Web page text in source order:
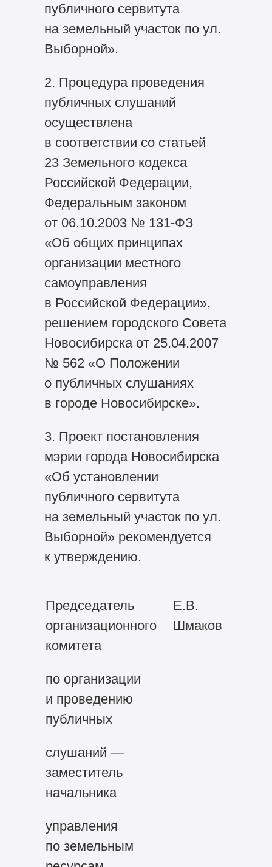
публичного сервитута
на земельный участок по ул.
Выборной».
2. Процедура проведения
публичных слушаний
осуществлена
в соответствии со статьей
23 Земельного кодекса
Российской Федерации,
Федеральным законом
от 06.10.2003 № 131-ФЗ
«Об общих принципах
организации местного
самоуправления
в Российской Федерации»,
решением городского Совета
Новосибирска от 25.04.2007
№ 562 «О Положении
о публичных слушаниях
в городе Новосибирске».
3. Проект постановления
мэрии города Новосибирска
«Об установлении
публичного сервитута
на земельный участок по ул.
Выборной» рекомендуется
к утверждению.
Председатель
организационного
комитета
по организации
и проведению
публичных
слушаний —
заместитель
начальника
управления
по земельным
Е.В.
Шмаков